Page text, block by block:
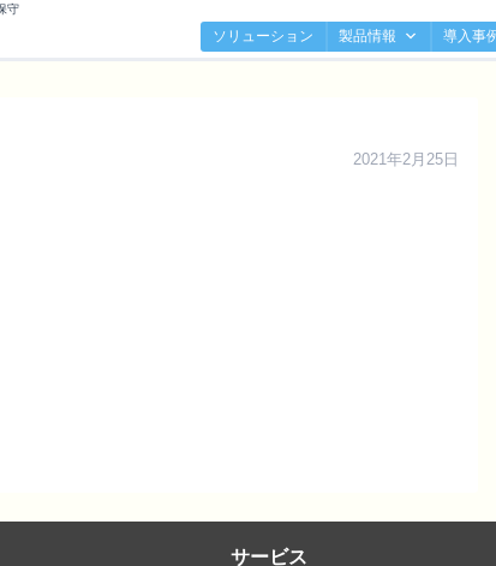
守
ソリューション 製品情報 導入事
2021年2月25日
サービス